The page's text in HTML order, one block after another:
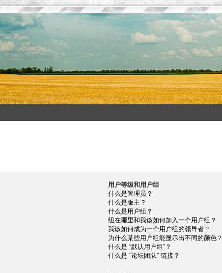
用户等级和用户组
什么是管理员？
什么是版主？
什么是用户组？
组在哪里和我该如何加入一个用户组？
我该如何成为一个用户组的领导者？
为什么某些用户组能显示出不同的颜色？
什么是 “默认用户组”？
什么是 “论坛团队” 链接？